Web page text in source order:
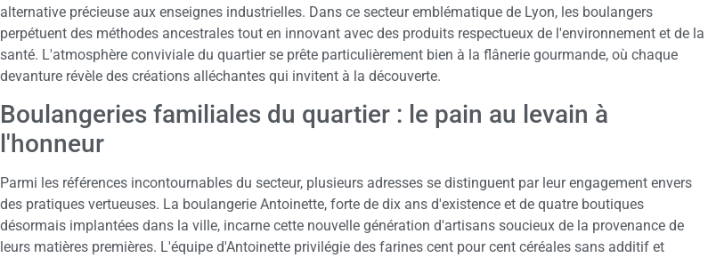
alternative précieuse aux enseignes industrielles. Dans ce secteur emblématique de Lyon, les boulangers
perpétuent des méthodes ancestrales tout en innovant avec des produits respectueux de l'environnement et de la
santé. L'atmosphère conviviale du quartier se prête particulièrement bien à la flânerie gourmande, où chaque
devanture révèle des créations alléchantes qui invitent à la découverte.
Boulangeries familiales du quartier : le pain au levain à
l'honneur
Parmi les références incontournables du secteur, plusieurs adresses se distinguent par leur engagement envers
des pratiques vertueuses. La boulangerie Antoinette, forte de dix ans d'existence et de quatre boutiques
désormais implantées dans la ville, incarne cette nouvelle génération d'artisans soucieux de la provenance de
leurs matières premières. L'équipe d'Antoinette privilégie des farines cent pour cent céréales sans additif et